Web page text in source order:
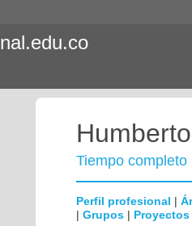
Tiempo completo
Perfil profesional |
| Grupos | Proyectos